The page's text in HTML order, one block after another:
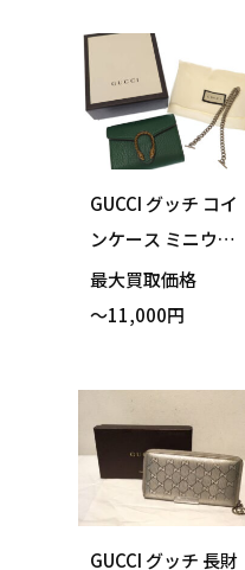
GUCCI グッチ コイ
ンケース ミニウォ
レット ディオニュ
ソス グリーン チェ
最大買取価格
～11,000円
GUCCI グッチ 長財